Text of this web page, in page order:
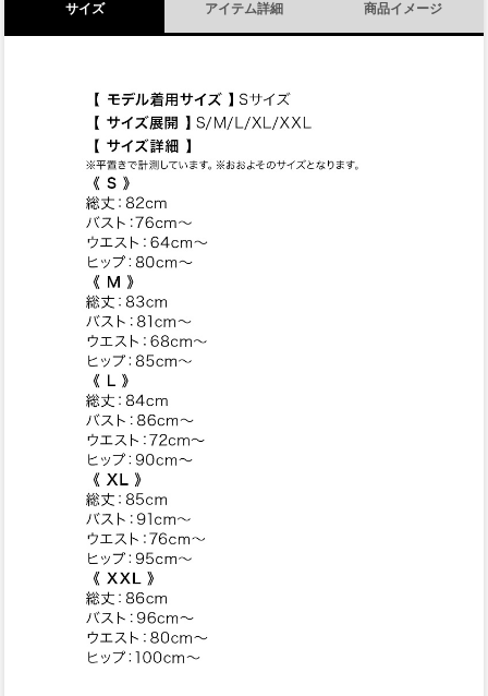
サイズ アイテム詳細 商品イメージ